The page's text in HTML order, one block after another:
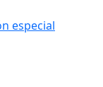
especial